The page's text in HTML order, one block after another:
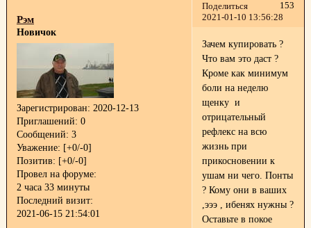
Поделиться
153
2021-01-10 13:56:28
Рэм
Новичок
Зарегистрирован: 2020-12-13
Приглашений: 0
Сообщений: 3
Уважение: [+0/-0]
Позитив: [+0/-0]
Провел на форуме:
2 часа 33 минуты
Последний визит:
2021-06-15 21:54:01
Зачем купировать ?
Что вам это даст ?
Кроме как минимум
боли на неделю
щенку и
отрицательный
рефлекс на всю
жизнь при
прикосновении к
ушам ни чего. Понты
? Кому они в ваших
,эээ , ибенях нужны ?
Оставьте в покое